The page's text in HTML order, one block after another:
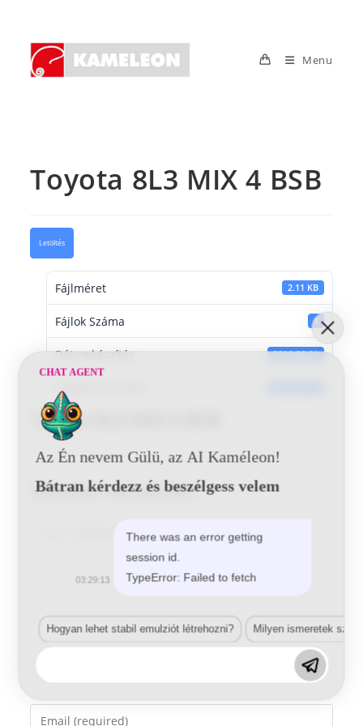
content
Menu
Toyota 8L3 MIX 4 BSB
Letöltés
Fájlméret 2.11 KB
Fájlok Száma 1
Dátumkészítés 2016-06-21
Utoljára frissített
Toyota 8L3 MIX 4 BSB
Vélemény, hozzászólás?
your
name
Enter
CHAT AGENT
Az Én nevem Gülü, az AI Kaméleon!
Bátran kérdezz és beszélgess velem
There was an error getting
session id.
TypeError: Failed to fetch
03:29:13
Hogyan lehet stabil emulziót létrehozni? Milyen ismeretek